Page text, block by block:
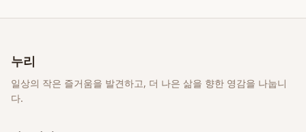
누리
일상의 작은 즐거움을 발견하고, 더 나은 삶을 향한 영감을 나눕니
다.